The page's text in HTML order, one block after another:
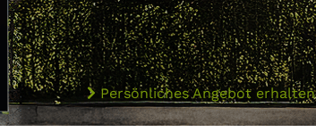
Persönliches Angebot erhalten